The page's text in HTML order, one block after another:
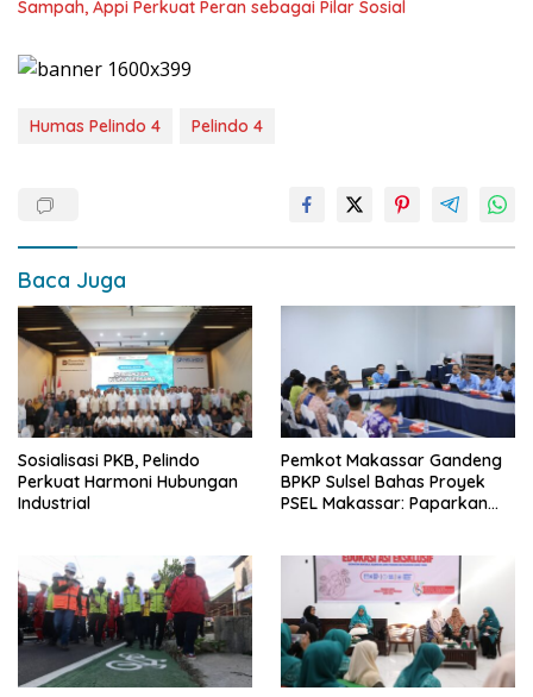
Sampah, Appi Perkuat Peran sebagai Pilar Sosial
Humas Pelindo 4 Pelindo 4
Baca Juga
Sosialisasi PKB, Pelindo
Perkuat Harmoni Hubungan
Industrial
Pemkot Makassar Gandeng
BPKP Sulsel Bahas Proyek
PSEL Makassar: Paparkan